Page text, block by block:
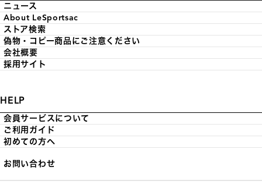
ニュース
About LeSportsac
ストア検索
偽物・コピー商品にご注意ください
会社概要
採用サイト
HELP
会員サービスについて
ご利用ガイド
初めての方へ
お問い合わせ